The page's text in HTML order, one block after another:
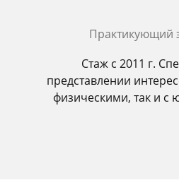
Практикующий
Стаж с 2011 г.
представлении
физическими, так и